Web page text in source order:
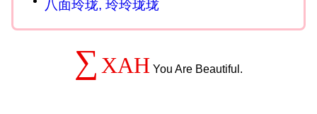
八面玲珑, 玲玲珑珑
∑ XAH You Are Beautiful.